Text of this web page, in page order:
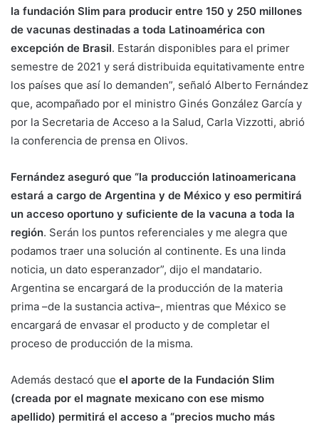
la fundación Slim para producir entre 150 y 250 millones
de vacunas destinadas a toda Latinoamérica con
excepción de Brasil. Estarán disponibles para el primer
semestre de 2021 y será distribuida equitativamente entre
los países que así lo demanden”, señaló Alberto Fernández
que, acompañado por el ministro Ginés González García y
por la Secretaria de Acceso a la Salud, Carla Vizzotti, abrió
la conferencia de prensa en Olivos.
Fernández aseguró que “la producción latinoamericana
estará a cargo de Argentina y de México y eso permitirá
un acceso oportuno y suficiente de la vacuna a toda la
región. Serán los puntos referenciales y me alegra que
podamos traer una solución al continente. Es una linda
noticia, un dato esperanzador”, dijo el mandatario.
Argentina se encargará de la producción de la materia
prima –de la sustancia activa–, mientras que México se
encargará de envasar el producto y de completar el
proceso de producción de la misma.
Además destacó que el aporte de la Fundación Slim
(creada por el magnate mexicano con ese mismo
apellido) permitirá el acceso a “precios mucho más